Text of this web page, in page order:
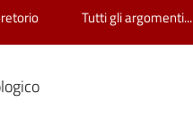
Tutti gli argomenti...